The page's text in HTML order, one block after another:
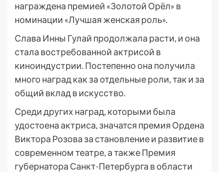
награждена премией «Золотой Орёл» в
номинации «Лучшая женская роль».
Слава Инны Гулай продолжала расти, и она
стала востребованной актрисой в
киноиндустрии. Постепенно она получила
много наград как за отдельные роли, так и за
общий вклад в искусство.
Среди других наград, которыми была
удостоена актриса, значатся премия Ордена
Виктора Розова за становление и развитие в
современном театре, а также Премия
губернатора Санкт-Петербурга в области